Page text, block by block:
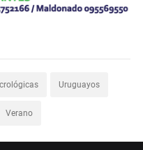
Uruguayos
Verano